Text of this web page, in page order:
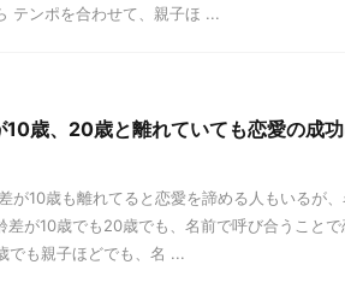
テンポを合わせて、親子ほ ...
10歳、20歳と離れていても恋愛の成
が10歳も離れてると恋愛を諦める人もいるが
差が10歳でも20歳でも、名前で呼び合うこと
でも親子ほどでも、名 ...